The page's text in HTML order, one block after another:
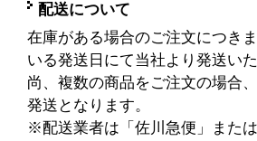
配送について
在庫がある場合のご注文につき
いる発送日にて当社より発送い
尚、複数の商品をご注文の場合
発送となります。
※配送業者は「佐川急便」また